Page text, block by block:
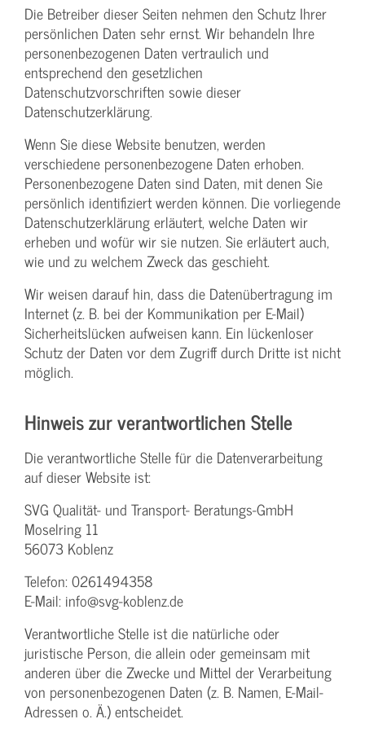
Die Betreiber dieser Seiten nehmen den Schutz Ihrer
persönlichen Daten sehr ernst. Wir behandeln Ihre
personenbezogenen Daten vertraulich und
entsprechend den gesetzlichen
Datenschutzvorschriften sowie dieser
Datenschutzerklärung.
Wenn Sie diese Website benutzen, werden
verschiedene personenbezogene Daten erhoben.
Personenbezogene Daten sind Daten, mit denen Sie
persönlich identifiziert werden können. Die vorliegende
Datenschutzerklärung erläutert, welche Daten wir
erheben und wofür wir sie nutzen. Sie erläutert auch,
wie und zu welchem Zweck das geschieht.
Wir weisen darauf hin, dass die Datenübertragung im
Internet (z. B. bei der Kommunikation per E-Mail)
Sicherheitslücken aufweisen kann. Ein lückenloser
Schutz der Daten vor dem Zugriff durch Dritte ist nicht
möglich.
Hinweis zur verantwortlichen Stelle
Die verantwortliche Stelle für die Datenverarbeitung
auf dieser Website ist:
SVG Qualität- und Transport- Beratungs-GmbH
Moselring 11
56073 Koblenz
Telefon: 0261494358
E-Mail: info@svg-koblenz.de
Verantwortliche Stelle ist die natürliche oder
juristische Person, die allein oder gemeinsam mit
anderen über die Zwecke und Mittel der Verarbeitung
von personenbezogenen Daten (z. B. Namen, E-Mail-
Adressen o. Ä.) entscheidet.